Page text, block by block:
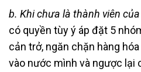
b. Khi chưa là thành viên
có quyền tùy ý áp đặt 5
cản trở, ngăn chặn hàng
vào nước mình và ngược lại